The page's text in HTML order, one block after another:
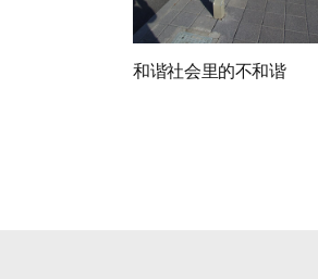
和谐社会里的不和谐